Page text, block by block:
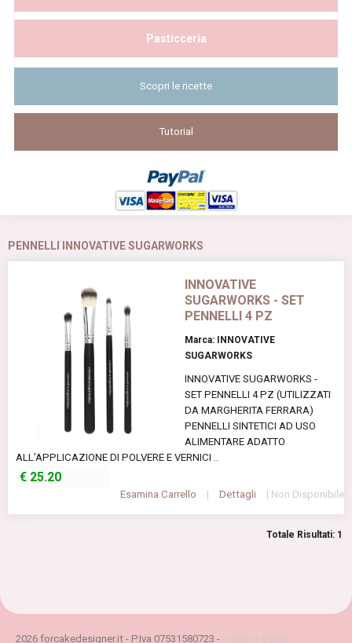
Pasticceria
Scopri le ricette
Tutorial
PENNELLI INNOVATIVE SUGARWORKS
INNOVATIVE
SUGARWORKS - SET
PENNELLI 4 PZ
Marca: INNOVATIVE
SUGARWORKS
INNOVATIVE SUGARWORKS -
SET PENNELLI 4 PZ (UTILIZZATI
DA MARGHERITA FERRARA)
PENNELLI SINTETICI AD USO
ALIMENTARE ADATTO
ALL’APPLICAZIONE DI POLVERE E VERNICI ..
€ 25.20
Esamina Carrello | Dettagli | Non Disponibile
Totale Risultati: 1
2026 forcakedesigner.it - P.Iva 07531580723 - made in aryma